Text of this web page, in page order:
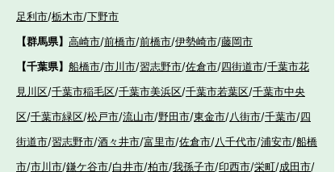
足利市/栃木市/下野市
【群馬県】 高崎市/前橋市/前橋市/伊勢崎市/藤岡市
【千葉県】 船橋市/市川市/習志野市/佐倉市/四街道市/千葉市花
見川区/千葉市稲毛区/千葉市美浜区/千葉市若葉区/千葉市中央
区/千葉市緑区/松戸市/流山市/野田市/東金市/八街市/千葉市/四
街道市/習志野市/酒々井市/富里市/佐倉市/八千代市/浦安市/船橋
市/市川市/鎌ケ谷市/白井市/柏市/我孫子市/印西市/栄町/成田市/